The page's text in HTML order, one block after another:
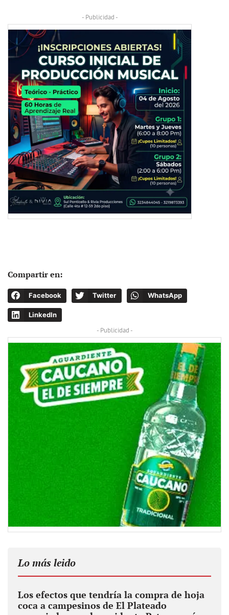
- Publicidad -
Compartir en:
Facebook Twitter WhatsApp
LinkedIn
- Publicidad -
Lo más leido
Los efectos que tendría la compra de hoja
coca a campesinos de El Plateado